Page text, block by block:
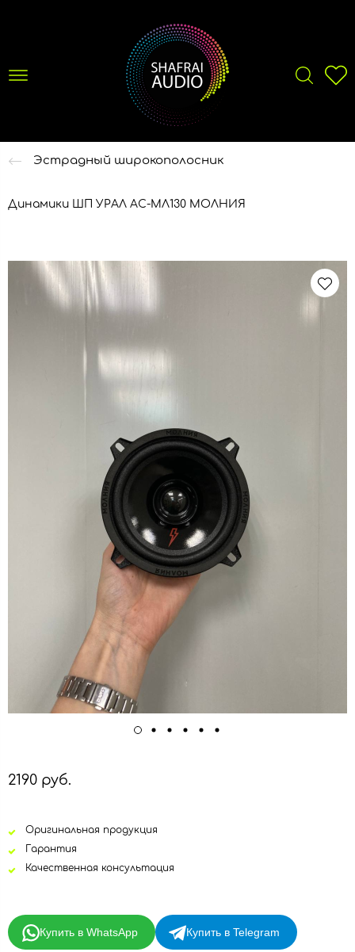
Эстрадный широкополосник
Динамики ШП УРАЛ АС-МЛ130 МОЛНИЯ
2190 руб.
Оригинальная продукция
Гарантия
Качественная консультация
Купить в WhatsApp Купить в Telegram